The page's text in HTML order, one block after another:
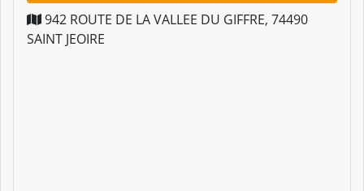
942 ROUTE DE LA VALLEE DU GIFFRE, 74490
SAINT JEOIRE